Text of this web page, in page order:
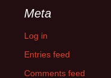
Meta
Log in
Entries feed
Comments feed